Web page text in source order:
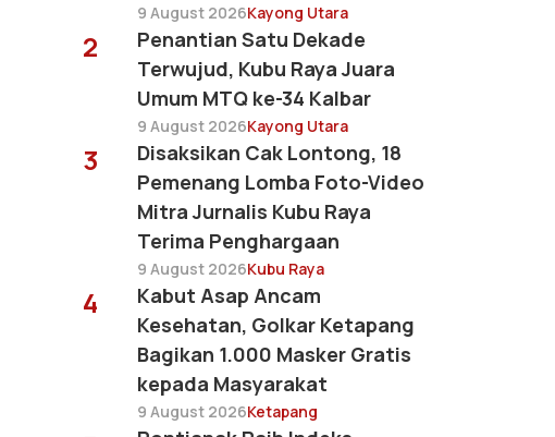
9 August 2026Kayong Utara
2
Penantian Satu Dekade
Terwujud, Kubu Raya Juara
Umum MTQ ke-34 Kalbar
9 August 2026Kayong Utara
3
Disaksikan Cak Lontong, 18
Pemenang Lomba Foto-Video
Mitra Jurnalis Kubu Raya
Terima Penghargaan
9 August 2026Kubu Raya
4
Kabut Asap Ancam
Kesehatan, Golkar Ketapang
Bagikan 1.000 Masker Gratis
kepada Masyarakat
9 August 2026Ketapang